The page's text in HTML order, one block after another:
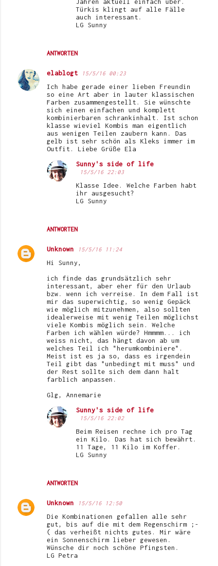
ANTWORTEN
Jahren aktuell einfach über.
Türkis klingt auf alle Fälle
auch interessant.
LG Sunny
elablogt 15/5/16 00:23
Ich habe gerade einer lieben Freundin
so eine Art aber in lauter klassischen
Farben zusammengestellt. Sie wünschte
sich einen einfachen und komplett
kombinierbaren schrankinhalt. Ist schon
klasse wieviel Kombis man eigentlich
aus wenigen Teilen zaubern kann. Das
gelb ist sehr schön als Kleks immer im
Outfit. Liebe Grüße Ela
ANTWORTEN
Sunny's side of life
15/5/16 22:03
Klasse Idee. Welche Farben habt
ihr ausgesucht?
LG Sunny
Unknown 15/5/16 11:24
Hi Sunny,
ich finde das grundsätzlich sehr
interessant, aber eher für den Urlaub
bzw. wenn ich verreise. In dem Fall ist
mir das superwichtig, so wenig Gepäck
wie möglich mitzunehmen, also sollten
idealerweise mit wenig Teilen möglichst
viele Kombis möglich sein. Welche
Farben ich wählen würde? Hmmmm... ich
weiss nicht, das hängt davon ab um
welches Teil ich "herumkombiniere".
Meist ist es ja so, dass es irgendein
Teil gibt das "unbedingt mit muss" und
der Rest sollte sich dem dann halt
farblich anpassen.
Glg, Annemarie
ANTWORTEN
Sunny's side of life
15/5/16 22:02
Beim Reisen rechne ich pro Tag
ein Kilo. Das hat sich bewährt.
11 Tage, 11 Kilo im Koffer.
LG Sunny
Unknown 15/5/16 12:50
Die Kombinationen gefallen alle sehr
gut, bis auf die mit dem Regenschirm ;-
( das verheißt nichts gutes. Mir wäre
ein Sonnenschirm lieber gewesen.
Wünsche dir noch schöne Pfingsten.
LG Petra